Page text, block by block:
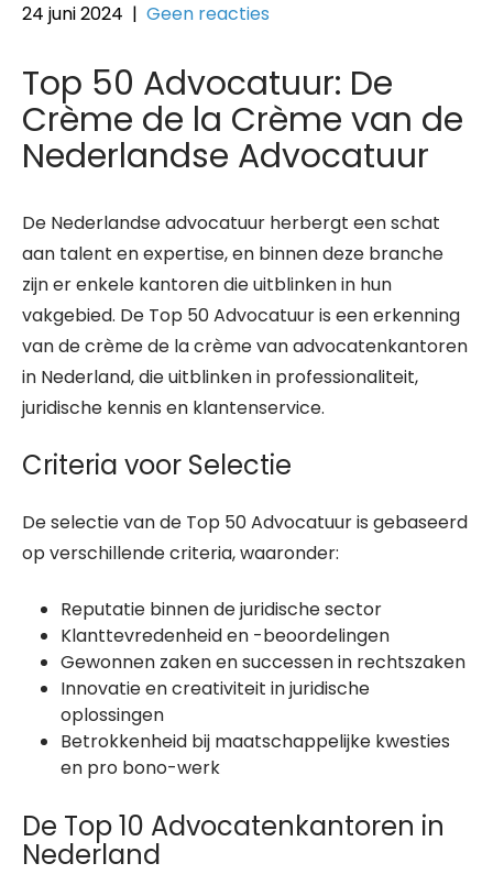
24 juni 2024 | Geen reacties
Top 50 Advocatuur: De
Crème de la Crème van de
Nederlandse Advocatuur
De Nederlandse advocatuur herbergt een schat
aan talent en expertise, en binnen deze branche
zijn er enkele kantoren die uitblinken in hun
vakgebied. De Top 50 Advocatuur is een erkenning
van de crème de la crème van advocatenkantoren
in Nederland, die uitblinken in professionaliteit,
juridische kennis en klantenservice.
Criteria voor Selectie
De selectie van de Top 50 Advocatuur is gebaseerd
op verschillende criteria, waaronder:
Reputatie binnen de juridische sector
Klanttevredenheid en -beoordelingen
Gewonnen zaken en successen in rechtszaken
Innovatie en creativiteit in juridische
oplossingen
Betrokkenheid bij maatschappelijke kwesties
en pro bono-werk
De Top 10 Advocatenkantoren in
Nederland